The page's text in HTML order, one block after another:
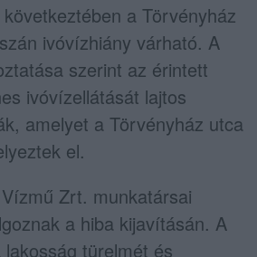
a Törvényház
ivóvízhiány várható. A
szerint az érintett
ivóvízellátását lajtos
amelyet a Törvényház utca
el.
Zrt. munkatársai
a hiba kijavításán. A
türelmét és